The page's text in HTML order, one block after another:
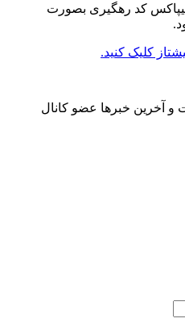
کد رهگیری بصورت
کلیک کنید.
و آخرین خبرها عضو کانال